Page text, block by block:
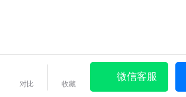
对比 收藏
微信客服